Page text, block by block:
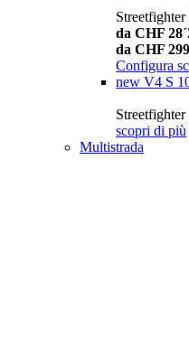
da CHF
da CHF
Configura
new V4 S
scopri di più
Multistrada